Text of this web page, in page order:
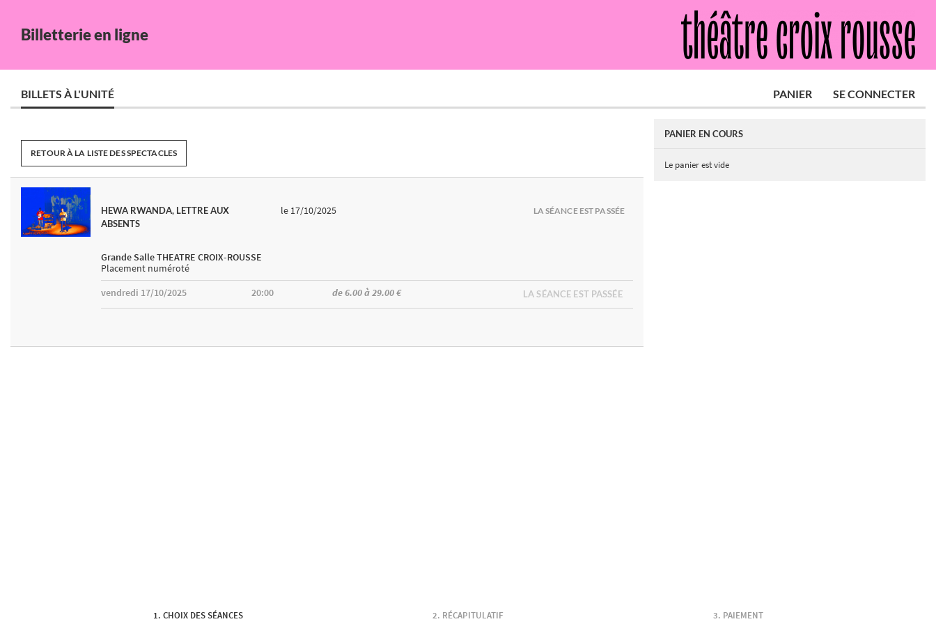
Billetterie en ligne
BILLETS À L'UNITÉ PANIER SE CONNECTER
RETOUR À LA LISTE DES SPECTACLES
HEWA RWANDA, LETTRE AUX
ABSENTS
le 17/10/2025 LA SÉANCE EST PASSÉE
Grande Salle THEATRE CROIX-ROUSSE
Placement numéroté
vendredi 17/10/2025
20:00 de 6.00 à 29.00 € LA SÉANCE EST PASSÉE
PANIER EN COURS
Le panier est vide
CHOIX DES SÉANCES RÉCAPITULATIF PAIEMENT